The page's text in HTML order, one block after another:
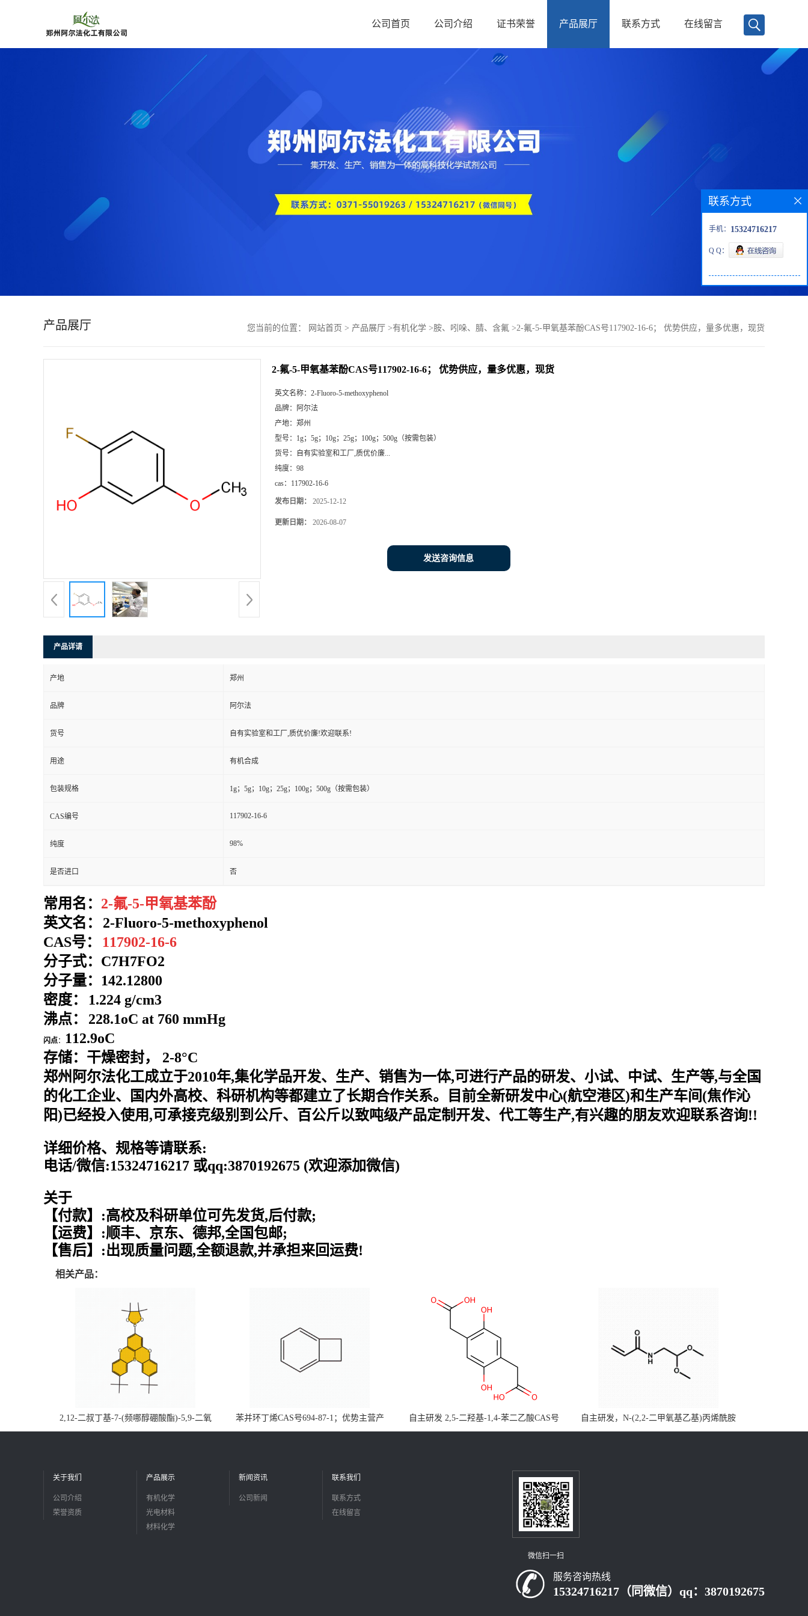
公司首页 公司介绍 证书荣誉 产品展厅 联系方式 在线留言
产品展厅 您当前的位置： 网站首页 > 产品展厅 >有机化学 >胺、吲哚、腈、含氟 >2-氟-5-甲氧基苯酚CAS号117902-16-6； 优势供应，量多优惠，现货
2-氟-5-甲氧基苯酚CAS号117902-16-6； 优势供应，量多优惠，现货
英文名称： 2-Fluoro-5-methoxyphenol
品牌： 阿尔法
产地： 郑州
型号： 1g；5g；10g；25g；100g；500g（按需包装）
货号：
自有实验室和工厂,质优价廉...
纯度： 98
cas： 117902-16-6
发布日期： 2025-12-12
更新日期： 2026-08-07
发送咨询信息
产品详请
产地 郑州
品牌 阿尔法
货号 自有实验室和工厂,质优价廉!欢迎联系!
用途 有机合成
包装规格 1g；5g；10g；25g；100g；500g（按需包装）
CAS编号 117902-16-6
纯度 98%
是否进口 否
常用名： 2-氟-5-甲氧基苯酚
英文名：
2-Fluoro-5-methoxyphenol
CAS号：
117902-16-6
分子式： C7H7FO2
分子量： 142.12800
密度：
1.224 g/cm3
沸点：
228.1oC at 760 mmHg
闪点：
112.9oC
存储：干燥密封， 2-8°C
郑州阿尔法化工成立于2010年,集化学品开发、生产、销售为一体,可进行产品的研发、小试、中试、生产等,与全国
的化工企业、国内外高校、科研机构等都建立了长期合作关系。目前全新研发中心(航空港区)和生产车间(焦作沁
阳)已经投入使用,可承接克级别到公斤、百公斤以致吨级产品定制开发、代工等生产,有兴趣的朋友欢迎联系咨询!!
详细价格、规格等请联系:
电话/微信:15324716217 或qq:3870192675 (欢迎添加微信)
关于
【付款】:高校及科研单位可先发货,后付款;
【运费】:顺丰、京东、德邦,全国包邮;
【售后】:出现质量问题,全额退款,并承担来回运费!
相关产品：
2,12-二叔丁基-7-(频哪醇硼酸酯)-5,9-二氧
杂-13b-硼萘并[3,2,1-de]蒽CAS号2648896-
苯并环丁烯CAS号694-87-1；优势主营产
品，现货直发，大小包装均可
自主研发 2,5-二羟基-1,4-苯二乙酸CAS号
5488-16-4；公斤级现货优势供应，质量保
自主研发，N-(2,2-二甲氧基乙基)丙烯酰胺
CAS号49707-23-5；丙烯酰胺类单体优势供
联系方式
手机： 15324716217
Q Q：
关于我们
公司介绍
荣誉资质
产品展示
有机化学
光电材料
材料化学
新闻资讯
公司新闻
联系我们
联系方式
在线留言
微信扫一扫
服务咨询热线
15324716217（同微信）qq：3870192675